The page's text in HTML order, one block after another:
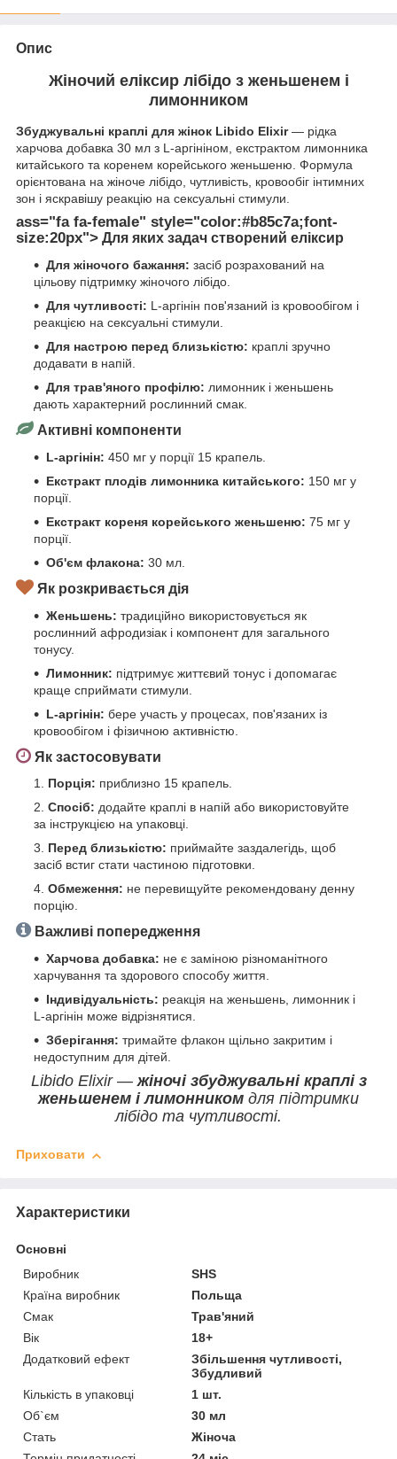
Опис
Жіночий еліксир лібідо з женьшенем і
лимонником
Збуджувальні краплі для жінок Libido Elixir— рідка
харчова добавка 30 мл з L-аргініном, екстрактом лимонника
китайського та коренем корейського женьшеню. Формула
орієнтована на жіноче лібідо, чутливість, кровообіг інтимних
зон і яскравішу реакцію на сексуальні стимули.
ass="fa fa-female" style="color:#b85c7a;font-
size:20px"> Для яких задач створений еліксир
Для жіночого бажання: засіб розрахований на
цільову підтримку жіночого лібідо.
Для чутливості: L-аргінін пов'язаний із кровообігом і
реакцією на сексуальні стимули.
Для настрою перед близькістю: краплі зручно
додавати в напій.
Для трав'яного профілю: лимонник і женьшень
дають характерний рослинний смак.
Активні компоненти
L-аргінін: 450 мг у порції 15 крапель.
Екстракт плодів лимонника китайського: 150 мг у
порції.
Екстракт кореня корейського женьшеню: 75 мг у
порції.
Об'єм флакона: 30 мл.
Як розкривається дія
Женьшень: традиційно використовується як
рослинний афродизіак і компонент для загального
тонусу.
Лимонник: підтримує життєвий тонус і допомагає
краще сприймати стимули.
L-аргінін: бере участь у процесах, пов'язаних із
кровообігом і фізичною активністю.
Як застосовувати
Порція: приблизно 15 крапель.
Спосіб: додайте краплі в напій або використовуйте
за інструкцією на упаковці.
Перед близькістю: приймайте заздалегідь, щоб
засіб встиг стати частиною підготовки.
Обмеження: не перевищуйте рекомендовану денну
порцію.
Важливі попередження
Харчова добавка: не є заміною різноманітного
харчування та здорового способу життя.
Індивідуальність: реакція на женьшень, лимонник і
L-аргінін може відрізнятися.
Зберігання: тримайте флакон щільно закритим і
недоступним для дітей.
Libido Elixir —жіночі збуджувальні краплі з
женьшенем і лимонником для підтримки
лібідо та чутливості.
Приховати
Характеристики
Основні
Виробник
SHS
Країна виробник
Польща
Смак
Трав'яний
Вік
18+
Додатковий ефект
Збільшення чутливості,
Збудливий
Кількість в упаковці
1 шт.
Об`єм
30 мл
Стать
Жіноча